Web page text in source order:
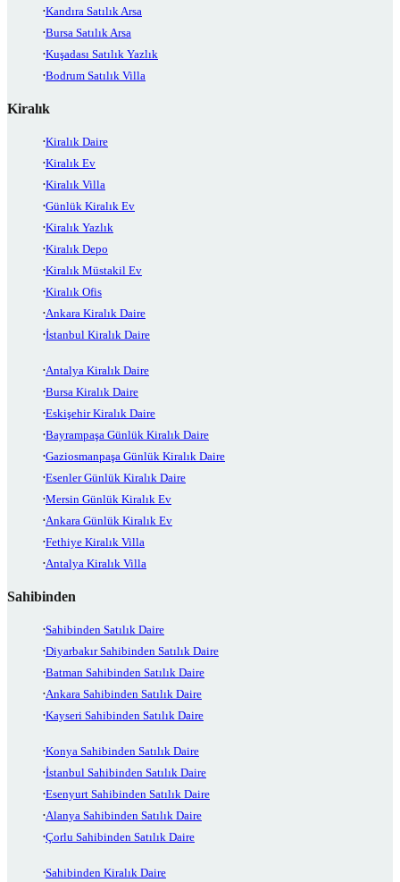
Kandıra Satılık Arsa
Bursa Satılık Arsa
Kuşadası Satılık Yazlık
Bodrum Satılık Villa
Kiralık
Kiralık Daire
Kiralık Ev
Kiralık Villa
Günlük Kiralık Ev
Kiralık Yazlık
Kiralık Depo
Kiralık Müstakil Ev
Kiralık Ofis
Ankara Kiralık Daire
İstanbul Kiralık Daire
Antalya Kiralık Daire
Bursa Kiralık Daire
Eskişehir Kiralık Daire
Bayrampaşa Günlük Kiralık Daire
Gaziosmanpaşa Günlük Kiralık Daire
Esenler Günlük Kiralık Daire
Mersin Günlük Kiralık Ev
Ankara Günlük Kiralık Ev
Fethiye Kiralık Villa
Antalya Kiralık Villa
Sahibinden
Sahibinden Satılık Daire
Diyarbakır Sahibinden Satılık Daire
Batman Sahibinden Satılık Daire
Ankara Sahibinden Satılık Daire
Kayseri Sahibinden Satılık Daire
Konya Sahibinden Satılık Daire
İstanbul Sahibinden Satılık Daire
Esenyurt Sahibinden Satılık Daire
Alanya Sahibinden Satılık Daire
Çorlu Sahibinden Satılık Daire
Sahibinden Kiralık Daire